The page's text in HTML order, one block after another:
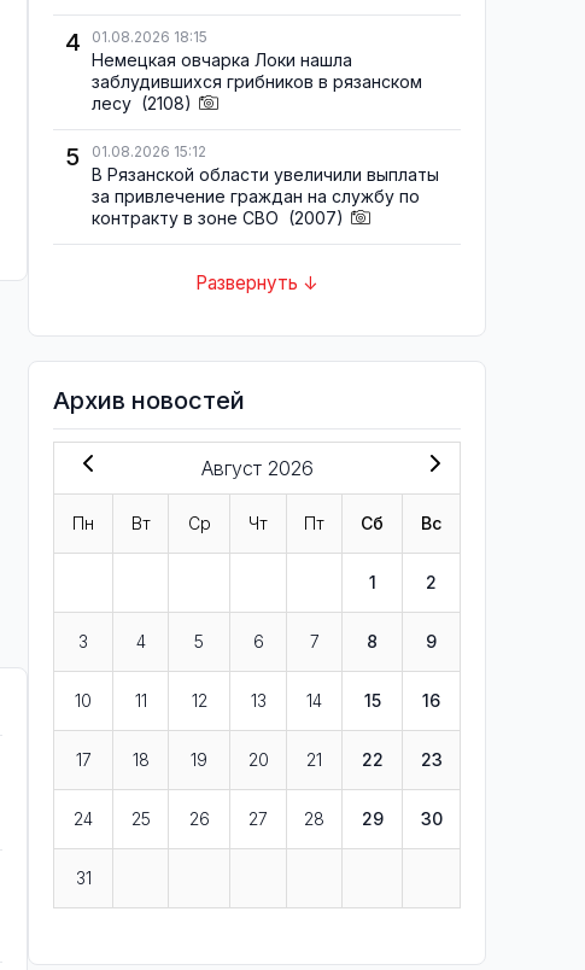
4 01.08.2026 18:15
Немецкая овчарка Локи нашла
заблудившихся грибников в рязанском
лесу (2108)
5 01.08.2026 15:12
В Рязанской области увеличили выплаты
за привлечение граждан на службу по
контракту в зоне СВО (2007)
Развернуть ↓
Архив новостей
Август 2026
Пн Вт Ср Чт Пт Сб Вс
1 2
3 4 5 6 7 8 9
10 11 12 13 14 15 16
17 18 19 20 21 22 23
24 25 26 27 28 29 30
31